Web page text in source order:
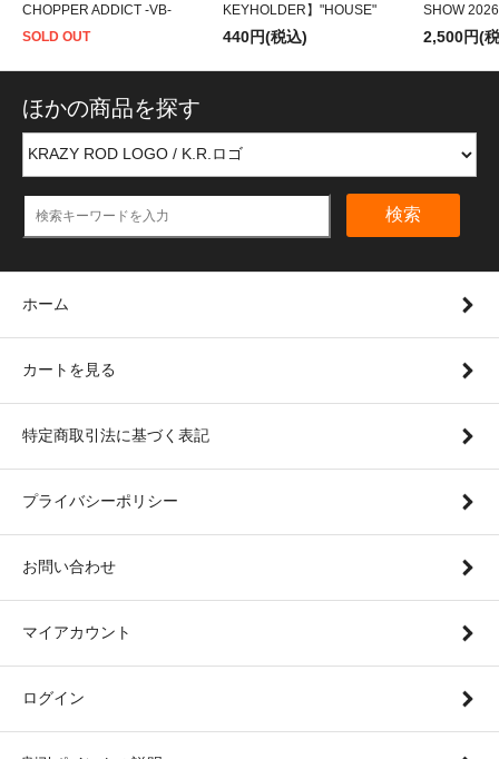
CHOPPER ADDICT -VB-
SOLD OUT
KEYHOLDER】"HOUSE"
440円(税込)
SHOW
2,500円(
ほかの商品を探す
検索
ホーム
カートを見る
特定商取引法に基づく表記
プライバシーポリシー
お問い合わせ
マイアカウント
ログイン